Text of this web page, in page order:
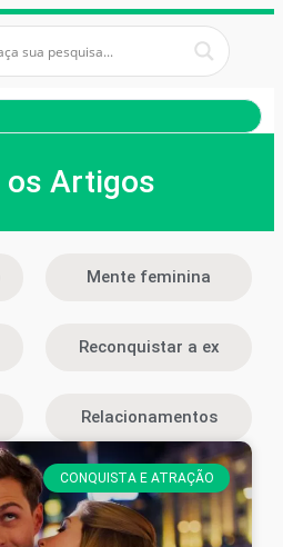
os Artigos
Mente feminina
Reconquistar a ex
Relacionamentos
CONQUISTA E ATRAÇÃO